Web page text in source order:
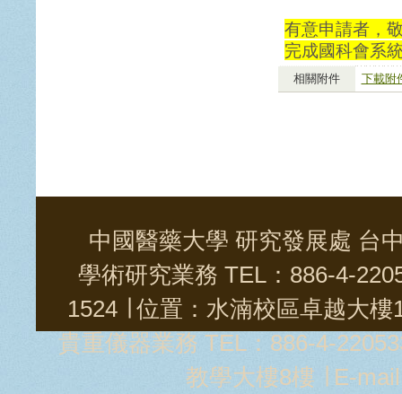
有意申請者，
完成國科會系
相關附件 下載附
中國醫藥大學 研究發展處 台
學術研究業務 TEL：886-4-
1524 ∣ 位置：水湳校區卓越大
貴重儀器業務 TEL：886-4-
教學大樓8樓 ∣ E-